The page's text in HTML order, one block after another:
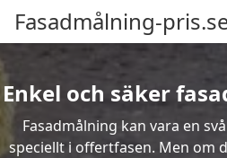
Fasadmålning-
Enkel och säker
Fasadmålning kan vara en
speciellt i offertfasen. Men om